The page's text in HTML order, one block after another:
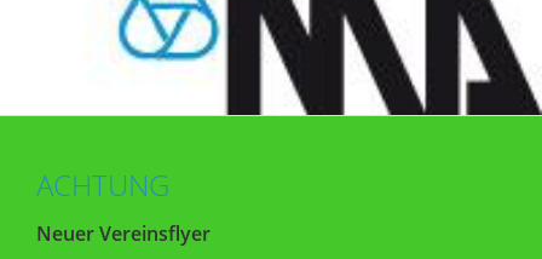
ACHTUNG
Neuer Vereinsflyer